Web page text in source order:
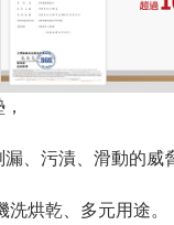
、污漬、滑動的威
烘乾、多元用途。